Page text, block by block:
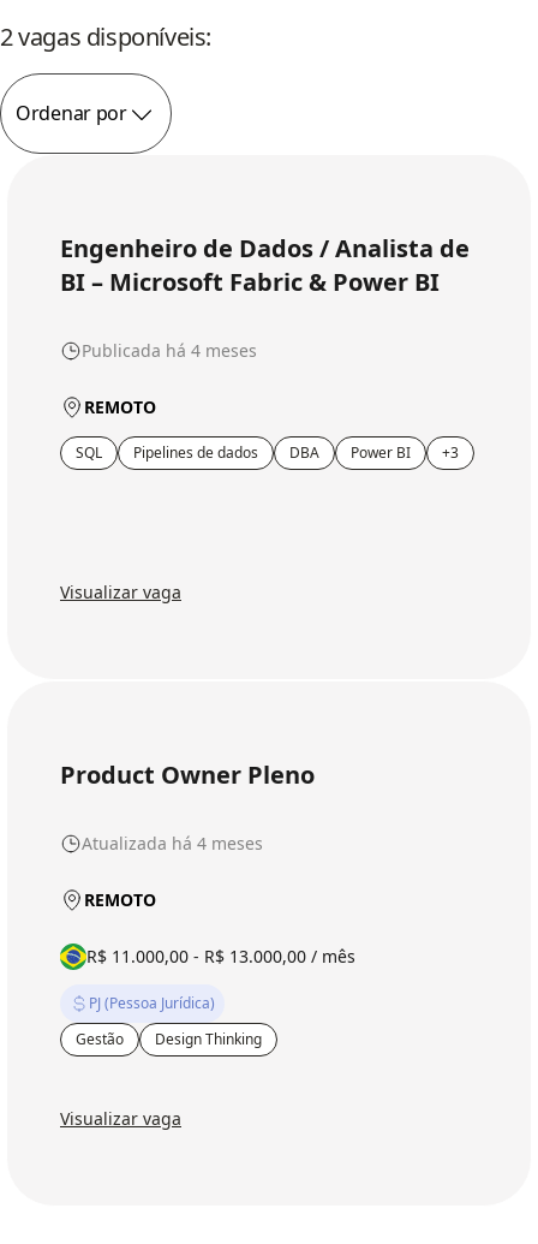
2 vagas disponíveis:
Ordenar por
Engenheiro de Dados / Analista de
BI – Microsoft Fabric & Power BI
Publicada há 4 meses
REMOTO
SQL Pipelines de dados DBA Power BI +3
Visualizar vaga
Product Owner Pleno
Atualizada há 4 meses
REMOTO
R$ 11.000,00 - R$ 13.000,00 / mês
PJ (Pessoa Jurídica)
Gestão
Design Thinking
Visualizar vaga